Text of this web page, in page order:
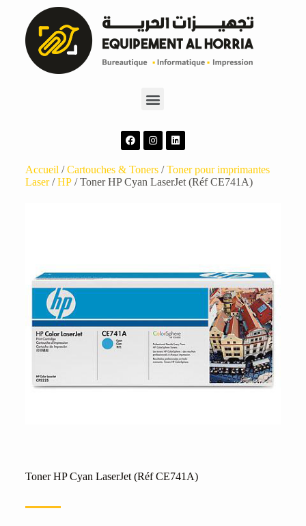
Accueil /Cartouches & Toners/Toner pour imprimantes
Laser/HP/ Toner HP Cyan LaserJet (Réf CE741A)
Toner HP Cyan LaserJet (Réf CE741A)